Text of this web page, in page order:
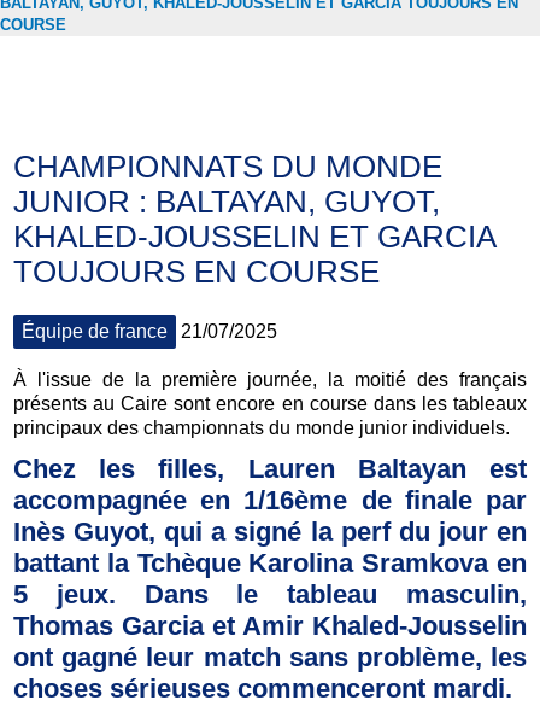
COURSE
CHAMPIONNATS DU MONDE
JUNIOR : BALTAYAN, GUYOT,
KHALED-JOUSSELIN ET GARCIA
TOUJOURS EN COURSE
Équipe de france 21/07/2025
À l'issue de la première journée, la moitié des français
présents au Caire sont encore en course dans les tableaux
principaux des championnats du monde junior individuels.
Chez les filles, Lauren Baltayan est
accompagnée en 1/16ème de finale par
Inès Guyot, qui a signé la perf du jour en
battant la Tchèque Karolina Sramkova en
5 jeux. Dans le tableau masculin,
Thomas Garcia et Amir Khaled-Jousselin
ont gagné leur match sans problème, les
choses sérieuses commenceront mardi.